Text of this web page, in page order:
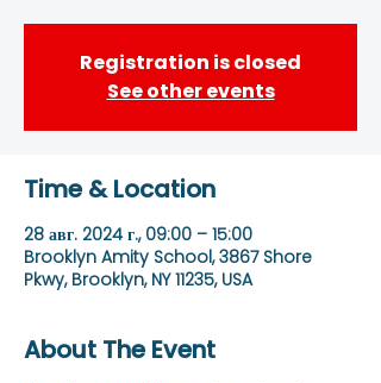
Registration is closed
See other events
Time & Location
28 авг. 2024 г., 09:00 – 15:00
Brooklyn Amity School, 3867 Shore
Pkwy, Brooklyn, NY 11235, USA
About The Event